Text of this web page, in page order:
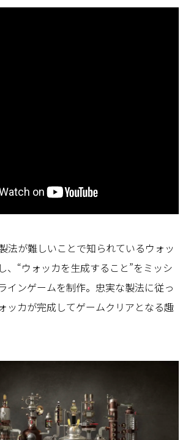
法が難しいことで知られているウォッ
、“ウォッカを生成すること”をミッシ
インゲームを制作。忠実な製法に従っ
ッカが完成してゲームクリアとなる趣